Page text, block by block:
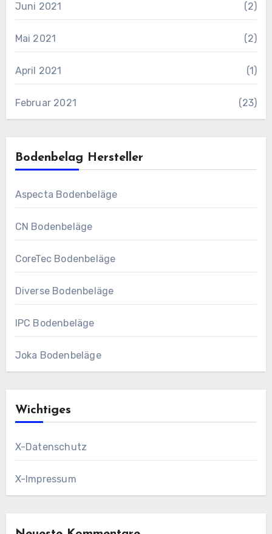
Juni 2021 (2)
Mai 2021 (2)
April 2021 (1)
Februar 2021 (23)
Bodenbelag Hersteller
Aspecta Bodenbeläge
CN Bodenbeläge
CoreTec Bodenbeläge
Diverse Bodenbeläge
IPC Bodenbeläge
Joka Bodenbeläge
Wichtiges
X-Datenschutz
X-Impressum